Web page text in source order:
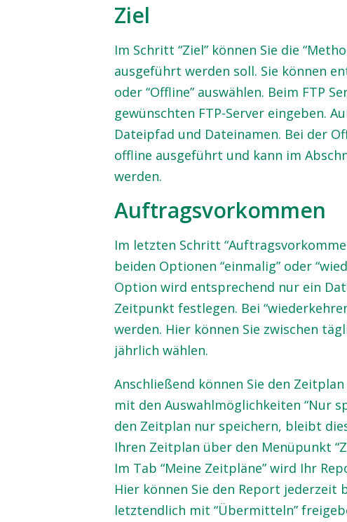
Ziel
Im Schritt “Ziel” können Sie die
ausgeführt werden soll. Sie können
oder “Offline” auswählen. Beim FTP
gewünschten FTP-Server eingeben.
Dateipfad und Dateinamen. Bei der
offline ausgeführt und kann im
werden.
Auftragsvorkommen
Im letzten Schritt
beiden Optionen “einmalig” oder
Option wird entsprechend nur ein
Zeitpunkt festlegen. Bei
werden. Hier können Sie zwischen
jährlich wählen.
Anschließend können Sie den
mit den Auswahlmöglichkeiten “Nur
den Zeitplan nur speichern, bleibt
Ihren Zeitplan über den Menüpunkt
Im Tab “Meine Zeitpläne” wird Ihr
Hier können Sie den Report jederzeit
letztendlich mit “Übermitteln”